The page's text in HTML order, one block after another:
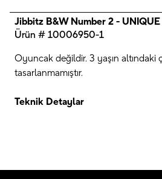
Jibbitz B&W Number 2 - UNIQUE
Ürün # 10006950-1
Oyuncak değildir. 3 yaşın altındaki
tasarlanmamıştır.
Teknik Detaylar